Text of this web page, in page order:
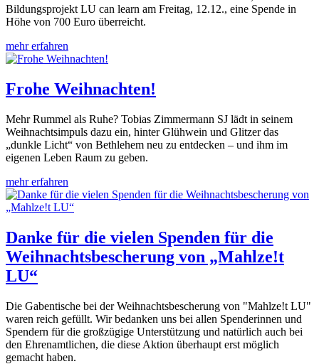
Bildungsprojekt LU can learn am Freitag, 12.12., eine Spende in
Höhe von 700 Euro überreicht.
mehr erfahren
Frohe Weihnachten!
Mehr Rummel als Ruhe? Tobias Zimmermann SJ lädt in seinem
Weihnachtsimpuls dazu ein, hinter Glühwein und Glitzer das
„dunkle Licht“ von Bethlehem neu zu entdecken – und ihm im
eigenen Leben Raum zu geben.
mehr erfahren
Danke für die vielen Spenden für die
Weihnachtsbescherung von „Mahlze!t
LU“
Die Gabentische bei der Weihnachtsbescherung von "Mahlze!t LU"
waren reich gefüllt. Wir bedanken uns bei allen Spenderinnen und
Spendern für die großzügige Unterstützung und natürlich auch bei
den Ehrenamtlichen, die diese Aktion überhaupt erst möglich
gemacht haben.